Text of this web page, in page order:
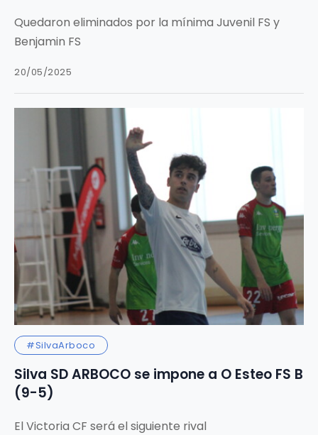
Quedaron eliminados por la mínima Juvenil FS y
Benjamin FS
20/05/2025
#SilvaArboco
Silva SD ARBOCO se impone a O Esteo FS B
(9-5)
El Victoria CF será el siguiente rival